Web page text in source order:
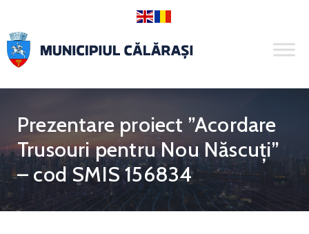
Prezentare proiect ”Acordare
Trusouri pentru Nou Născuți”
– cod SMIS 156834